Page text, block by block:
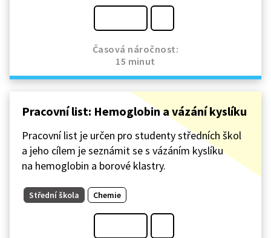
Časová náročnost:
15 minut
Pracovní list: Hemoglobin a vázání kyslíku
Pracovní list je určen pro studenty středních škol
a jeho cílem je seznámit se s vázáním kyslíku
na hemoglobin a borové klastry.
Střední škola Chemie